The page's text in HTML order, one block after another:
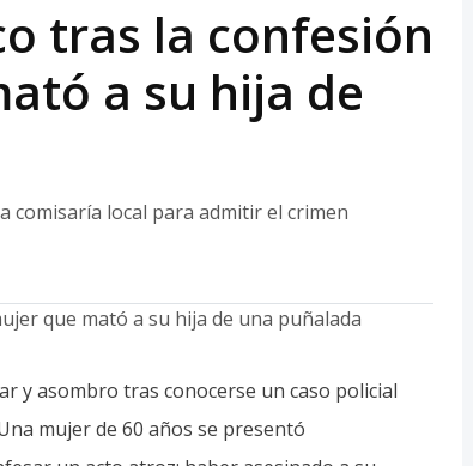
tras la confesión
a su hija de
comisaría local para admitir el crimen
y asombro tras conocerse un caso policial
mujer de 60 años se presentó